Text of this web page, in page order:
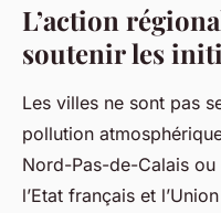
L’action
soutenir les
Les villes ne sont pas
pollution
Nord-Pas-de-Calais ou
l’Etat français et